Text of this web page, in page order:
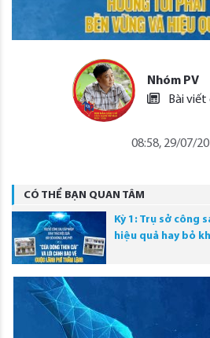
Nhóm PV
Bài viết
08:58, 29/07/
CÓ THỂ BẠN QUAN TÂM
Kỳ 1: Trụ sở công
hiệu quả hay bỏ